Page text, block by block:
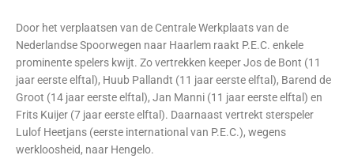
Door het verplaatsen van de Centrale Werkplaats van de
Nederlandse Spoorwegen naar Haarlem raakt P.E.C. enkele
prominente spelers kwijt. Zo vertrekken keeper Jos de Bont (11
jaar eerste elftal), Huub Pallandt (11 jaar eerste elftal), Barend de
Groot (14 jaar eerste elftal), Jan Manni (11 jaar eerste elftal) en
Frits Kuijer (7 jaar eerste elftal). Daarnaast vertrekt sterspeler
Lulof Heetjans (eerste international van P.E.C.), wegens
werkloosheid, naar Hengelo.